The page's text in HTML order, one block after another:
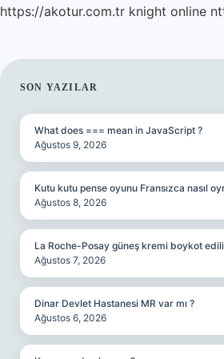
https://akotur.com.tr knight online
SIDEBAR
SON YAZILAR
What does === mean in JavaScript ?
Ağustos 9, 2026
Kutu kutu pense oyunu Fransızca nasıl
Ağustos 8, 2026
La Roche-Posay güneş kremi boykot
Ağustos 7, 2026
Dinar Devlet Hastanesi MR var mı ?
Ağustos 6, 2026